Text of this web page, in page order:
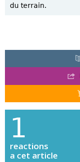
du terrain.
1
reactions
a cet article